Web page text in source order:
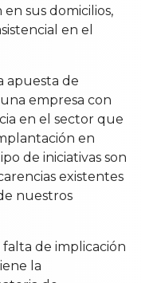
sus domicilios,
en el
apuesta de
empresa con
en el sector que
en
de iniciativas son
existentes
nuestros
falta de implicación
la